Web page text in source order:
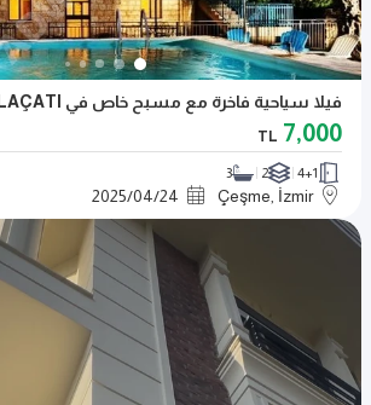
فيلا سياحية فاخرة مع مسبح خاص في ALAÇATI
7,000
TL
4+1
2
3
Çeşme, İzmir
2025/04/24